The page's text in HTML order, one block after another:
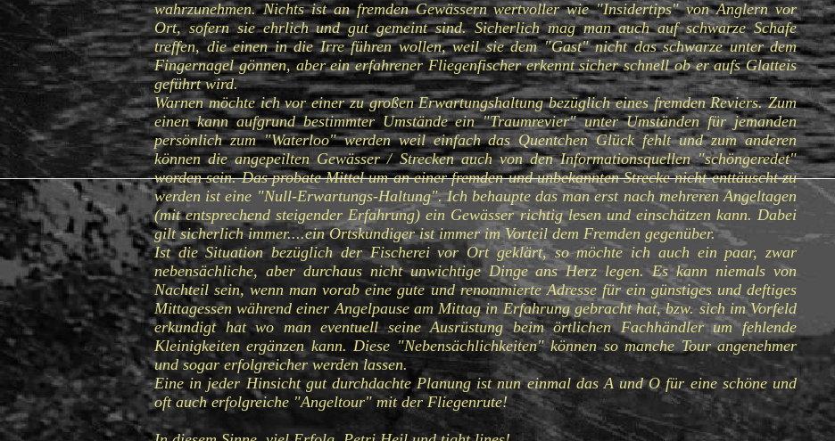
wahrzunehmen. Nichts ist an fremden Gewässern wertvoller wie "Insidertips" von Anglern vor
Ort, sofern sie ehrlich und gut gemeint sind. Sicherlich mag man auch auf schwarze Schafe
treffen, die einen in die Irre führen wollen, weil sie dem "Gast" nicht das schwarze unter dem
Fingernagel gönnen, aber ein erfahrener Fliegenfischer erkennt sicher schnell ob er aufs Glatteis
geführt wird.
Warnen möchte ich vor einer zu großen Erwartungshaltung bezüglich eines fremden Reviers. Zum
einen kann aufgrund bestimmter Umstände ein "Traumrevier" unter Umständen für jemanden
persönlich zum "Waterloo" werden weil einfach das Quentchen Glück fehlt und zum anderen
können die angepeilten Gewässer / Strecken auch von den Informationsquellen "schöngeredet"
worden sein. Das probate Mittel um an einer fremden und unbekannten Strecke nicht enttäuscht zu
werden ist eine "Null-Erwartungs-Haltung". Ich behaupte das man erst nach mehreren Angeltagen
(mit entsprechend steigender Erfahrung) ein Gewässer richtig lesen und einschätzen kann. Dabei
gilt sicherlich immer....ein Ortskundiger ist immer im Vorteil dem Fremden gegenüber.
Ist die Situation bezüglich der Fischerei vor Ort geklärt, so möchte ich auch ein paar, zwar
nebensächliche, aber durchaus nicht unwichtige Dinge ans Herz legen. Es kann niemals von
Nachteil sein, wenn man vorab eine gute und renommierte Adresse für ein günstiges und deftiges
Mittagessen während einer Angelpause am Mittag in Erfahrung gebracht hat, bzw. sich im Vorfeld
erkundigt hat wo man eventuell seine Ausrüstung beim örtlichen Fachhändler um fehlende
Kleinigkeiten ergänzen kann. Diese "Nebensächlichkeiten" können so manche Tour angenehmer
und sogar erfolgreicher werden lassen.
Eine in jeder Hinsicht gut durchdachte Planung ist nun einmal das A und O für eine schöne und
oft auch erfolgreiche "Angeltour" mit der Fliegenrute!